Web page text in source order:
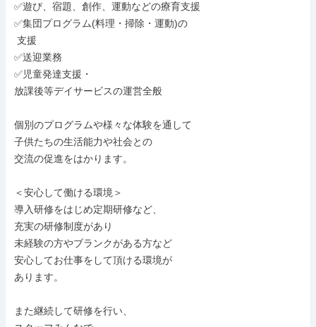
✅遊び、宿題、創作、運動などの療育支援
✅集団プログラム(料理・掃除・運動)の
✅送迎業務
✅児童発達支援・
放課後等デイサービスの運営全般
個別のプログラムや様々な体験を通して
子供たちの生活能力や社会との
交流の促進をはかります。
＜安心して働ける環境＞
導入研修をはじめ定期研修など、
充実の研修制度があり
未経験の方やブランクがある方など
安心してお仕事をして頂ける環境が
あります。
また継続して研修を行い、